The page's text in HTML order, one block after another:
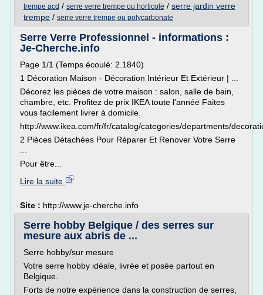
trempe acd / serre verre trempe ou horticole / serre jardin verre
trempe / serre verre trempe ou polycarbonate
Serre Verre Professionnel - informations :
Je-Cherche.info
Page 1/1 (Temps écoulé: 2.1840)
1 Décoration Maison - Décoration Intérieur Et Extérieur | ...
Décorez les pièces de votre maison : salon, salle de bain,
chambre, etc. Profitez de prix IKEA toute l'année Faites
vous facilement livrer à domicile.
http://www.ikea.com/fr/fr/catalog/categories/departments/
2 Pièces Détachées Pour Réparer Et Renover Votre Serre
Pour être...
Lire la suite
Site : http://www.je-cherche.info
Serre hobby Belgique / des serres sur
mesure aux abris de ...
Serre hobby/sur mesure
Votre serre hobby idéale, livrée et posée partout en
Belgique.
Forts de notre expérience dans la construction de serres,